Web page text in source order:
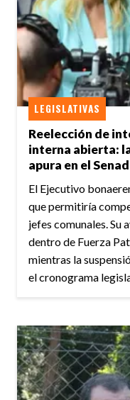
Reelección de
interna abierta:
apura en el
LEGISLATIVAS
El Ejecutivo
que permitiría
jefes comunales. Su
dentro de Fuerza
mientras la
el cronograma